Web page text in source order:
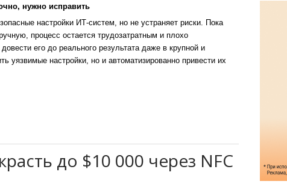
нужно исправить
настройки ИТ-систем, но не устраняет риски. Пока
процесс остается трудозатратным и плохо
его до реального результата даже в крупной и
уязвимые настройки, но и автоматизированно привести их
до $10 000 через NFC